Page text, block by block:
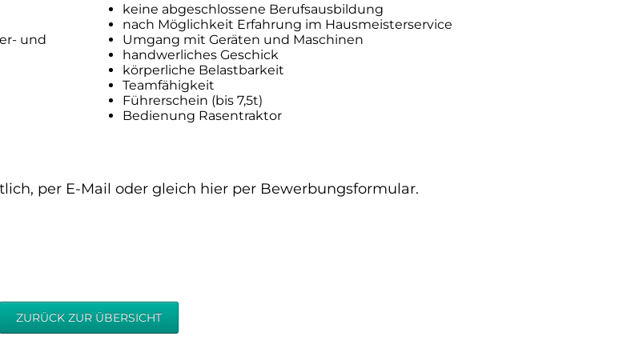
und
keine abgeschlossene Berufsausbildung
nach Möglichkeit Erfahrung im Hausmeisterservice
Umgang mit Geräten und Maschinen
handwerliches Geschick
körperliche Belastbarkeit
Teamfähigkeit
Führerschein (bis 7,5t)
Bedienung Rasentraktor
per E-Mail oder gleich hier per Bewerbungsformular.
ZURÜCK ZUR ÜBERSICHT